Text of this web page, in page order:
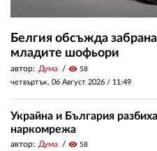
Белгия обсъжда
младите шофьори
автор: Дума visibility 58
четвъртък, 06 Август 2026 / 11:49
Украйна и България
наркомрежа
автор: Дума visibility 58